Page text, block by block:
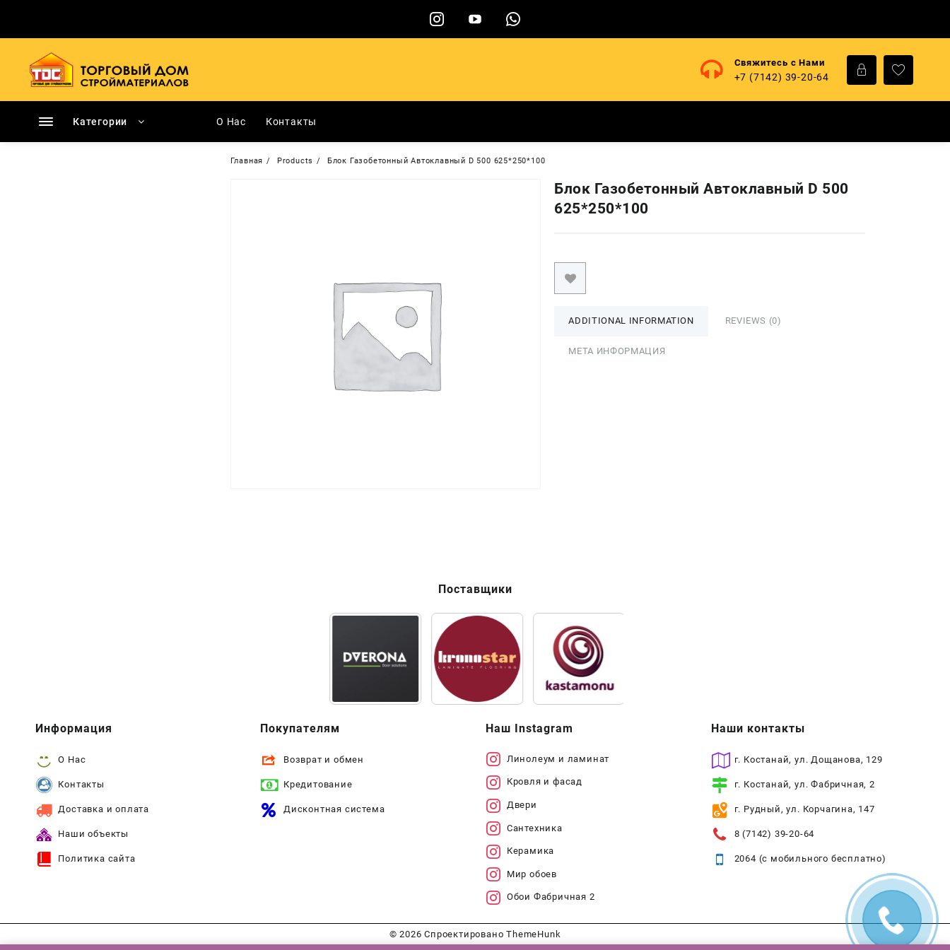
содержимому
Свяжитесь с Нами
+7 (7142) 39-20-64
Категории О Нас Контакты
Главная Products Блок Газобетонный Автоклавный D 500 625*250*100
Блок Газобетонный Автоклавный D 500
625*250*100
ADDITIONAL INFORMATION REVIEWS (0)
МЕТА ИНФОРМАЦИЯ
Поставщики
Информация
О Нас
Контакты
Доставка и оплата
Наши объекты
Политика сайта
Покупателям
Возврат и обмен
Кредитование
Дисконтная система
Наш Instagram
Линолеум и ламинат
Кровля и фасад
Двери
Сантехника
Керамика
Мир обоев
Обои Фабричная 2
Наши контакты
г. Костанай, ул. Дощанова, 129
г. Костанай, ул. Фабричная, 2
г. Рудный, ул. Корчагина, 147
8 (7142) 39-20-64
2064 (с мобильного бесплатно)
© 2026Спроектировано ThemeHunk